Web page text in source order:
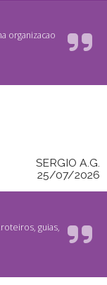
organizacao
SERGIO A.G.
25/07/2026
guias,